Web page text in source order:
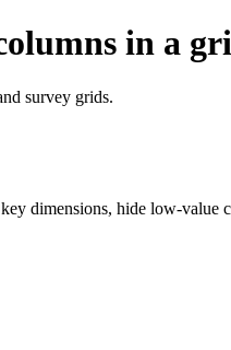
in a
survey grids.
dimensions, hide low-value